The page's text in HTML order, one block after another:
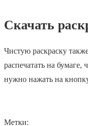
Скачать
Чистую раскраску
распечатать на
нужно нажать на
Метки: